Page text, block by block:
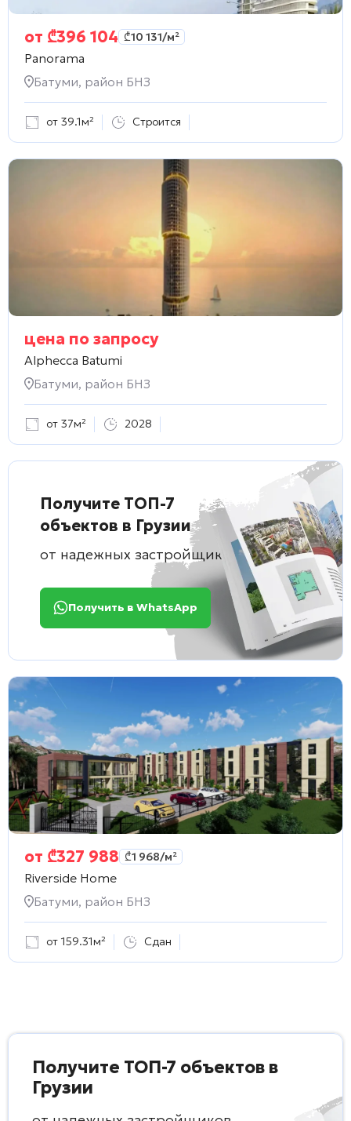
от ₾396 104 ₾10 131/м²
Panorama
Батуми, район БНЗ
от 39.1м² Строится
цена по запросу
Alphecca Batumi
Батуми, район БНЗ
от 37м² 2028
Получите ТОП-7
объектов в Грузии
от надежных застройщиков
Получить в WhatsApp
от ₾327 988 ₾1 968/м²
Riverside Home
Батуми, район БНЗ
от 159.31м² Сдан
Получите ТОП-7 объектов в
Грузии